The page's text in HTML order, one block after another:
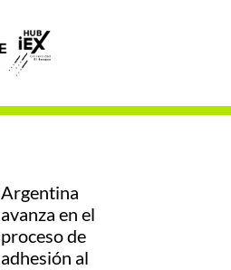
Argentina
avanza en el
proceso de
adhesión al